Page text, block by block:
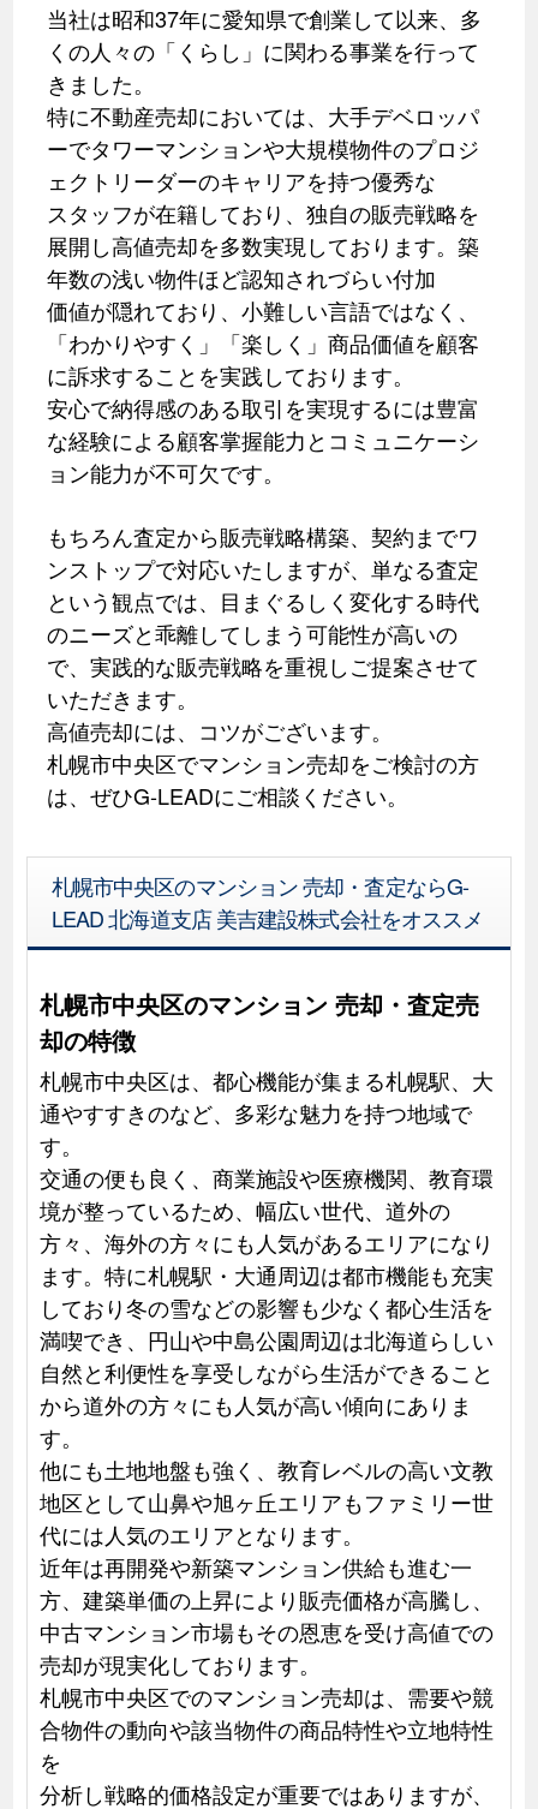
当社は昭和37年に愛知県で創業して以来、多
くの人々の「くらし」に関わる事業を行って
きました。
特に不動産売却においては、大手デベロッパ
ーでタワーマンションや大規模物件のプロジ
ェクトリーダーのキャリアを持つ優秀な
スタッフが在籍しており、独自の販売戦略を
展開し高値売却を多数実現しております。築
年数の浅い物件ほど認知されづらい付加
価値が隠れており、小難しい言語ではなく、
「わかりやすく」「楽しく」商品価値を顧客
に訴求することを実践しております。
安心で納得感のある取引を実現するには豊富
な経験による顧客掌握能力とコミュニケーシ
ョン能力が不可欠です。
もちろん査定から販売戦略構築、契約までワ
ンストップで対応いたしますが、単なる査定
という観点では、目まぐるしく変化する時代
のニーズと乖離してしまう可能性が高いの
で、実践的な販売戦略を重視しご提案させて
いただきます。
高値売却には、コツがございます。
札幌市中央区でマンション売却をご検討の方
は、ぜひG-LEADにご相談ください。
札幌市中央区のマンション 売却・査定ならG-
LEAD 北海道支店 美吉建設株式会社をオススメ
札幌市中央区のマンション 売却・査定売
却の特徴
札幌市中央区は、都心機能が集まる札幌駅、大
通やすすきのなど、多彩な魅力を持つ地域で
す。
交通の便も良く、商業施設や医療機関、教育環
境が整っているため、幅広い世代、道外の
方々、海外の方々にも人気があるエリアになり
ます。特に札幌駅・大通周辺は都市機能も充実
しており冬の雪などの影響も少なく都心生活を
満喫でき、円山や中島公園周辺は北海道らしい
自然と利便性を享受しながら生活ができること
から道外の方々にも人気が高い傾向にありま
す。
他にも土地地盤も強く、教育レベルの高い文教
地区として山鼻や旭ヶ丘エリアもファミリー世
代には人気のエリアとなります。
近年は再開発や新築マンション供給も進む一
方、建築単価の上昇により販売価格が高騰し、
中古マンション市場もその恩恵を受け高値での
売却が現実化しております。
札幌市中央区でのマンション売却は、需要や競
合物件の動向や該当物件の商品特性や立地特性
を
分析し戦略的価格設定が重要ではありますが、